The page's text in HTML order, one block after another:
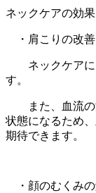
ネックケアの効果
・肩こりの改善
ネックケアに
す。
また、血流の
状態になるため
期待できます。
・顔のむくみの